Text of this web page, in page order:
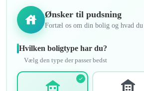
Ønsker til pudsning
Fortæl os om din bolig og hvad du
Hvilken boligtype har du?
Vælg den type der passer bedst